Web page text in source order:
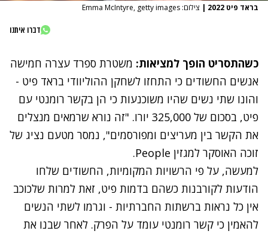
בראד פיט 2022 | צילום: Emma McIntyre, getty images
דברו איתנו
כשהתסריט הופך למציאות: משטרת ספרד עצרה חמישה
אנשים החשודים כי התחזו לשחקן ההוליוודי בראד פיט -
והונו שתי נשים שהיו משוכנעות כי הן בקשר רומנטי עם
פיט, בסכום של 325,000 יורו. "זה נורא שרמאים מנצלים
את הקשר בין מעריצים ומפורסמים", נמסר מטעם נציג של
זוכה האוסקר למגזין People
.
למעשה, על פי הרשויות המקומיות, החשודים שלחו
הודעות לקורבנות כשהם בדמות פיט, זאת למרות שלכוכב
אין כל נראות ברשתות החברתיות - וגרמו לשתי הנשים
להאמין כי קשר רומנטי עומד על הפרק. לאחר שבנו את